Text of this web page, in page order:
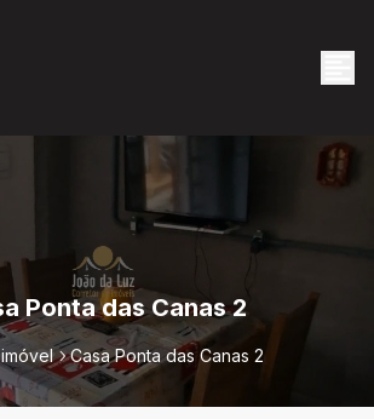
Ponta das Canas 2
Casa Ponta das Canas 2